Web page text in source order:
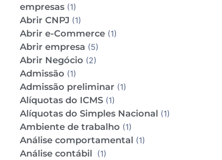
empresas (1)
Abrir CNPJ (1)
Abrir e-Commerce (1)
Abrir empresa (5)
Abrir Negócio (2)
Admissão (1)
Admissão preliminar (1)
Alíquotas do ICMS (1)
Alíquotas do Simples Nacional (1)
Ambiente de trabalho (1)
Análise comportamental (1)
Análise contábil (1)